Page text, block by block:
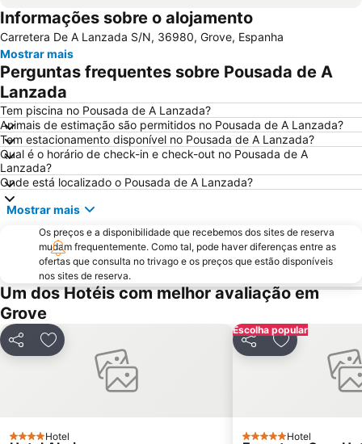
A Lanzada- O Espiñeiro
Paseo Marítimo de Baiona
Luz
Barrio de Samil
Recinto Ferial de Vigo
América
Raxó
Puerto de Baiona
Montalvo
Puerto de Aldán
O Tombo do Gato ou da Fonte
Moledo
Praia de Baltar
Porto de Vigo
Puerto O Grove
Areas
Praia de Lapamán
Paxariñas
do Vao
Bueu
Areal
Monasterio da Armenteira
Canelas
Praia da Punta
Estación de Tren de Vigo
Plaza de América
Praia de Aguete
Real Club Náutico de Sanxenxo
Caneliñas
Informações sobre o alojamento
Carretera De A Lanzada S/N, 36980, Grove, Espanha
Mostrar mais
Perguntas frequentes sobre Pousada de A
Lanzada
Tem piscina no Pousada de A Lanzada?
Animais de estimação são permitidos no Pousada de A Lanzada?
Tem estacionamento disponível no Pousada de A Lanzada?
Qual é o horário de check-in e check-out no Pousada de A
Lanzada?
Onde está localizado o Pousada de A Lanzada?
Mostrar mais
Os preços e a disponibilidade que recebemos dos sites de reserva
mudam frequentemente. Como tal, pode haver diferenças entre as
ofertas que consulta no trivago e os preços que estão disponíveis
nos sites de reserva.
Um dos Hotéis com melhor avaliação em
Grove
PartilharAdicionar aos favoritos
Hotel
Escolha popular
PartilharAdicionar
Hotel